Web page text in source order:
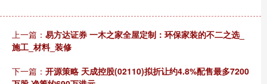
上一篇： 易方达证券 一木之家全屋定制：环保家装的不二之选_
施工_材料_装修
下一篇： 开源策略 天成控股(02110)拟折让约4.8%配售最多7200